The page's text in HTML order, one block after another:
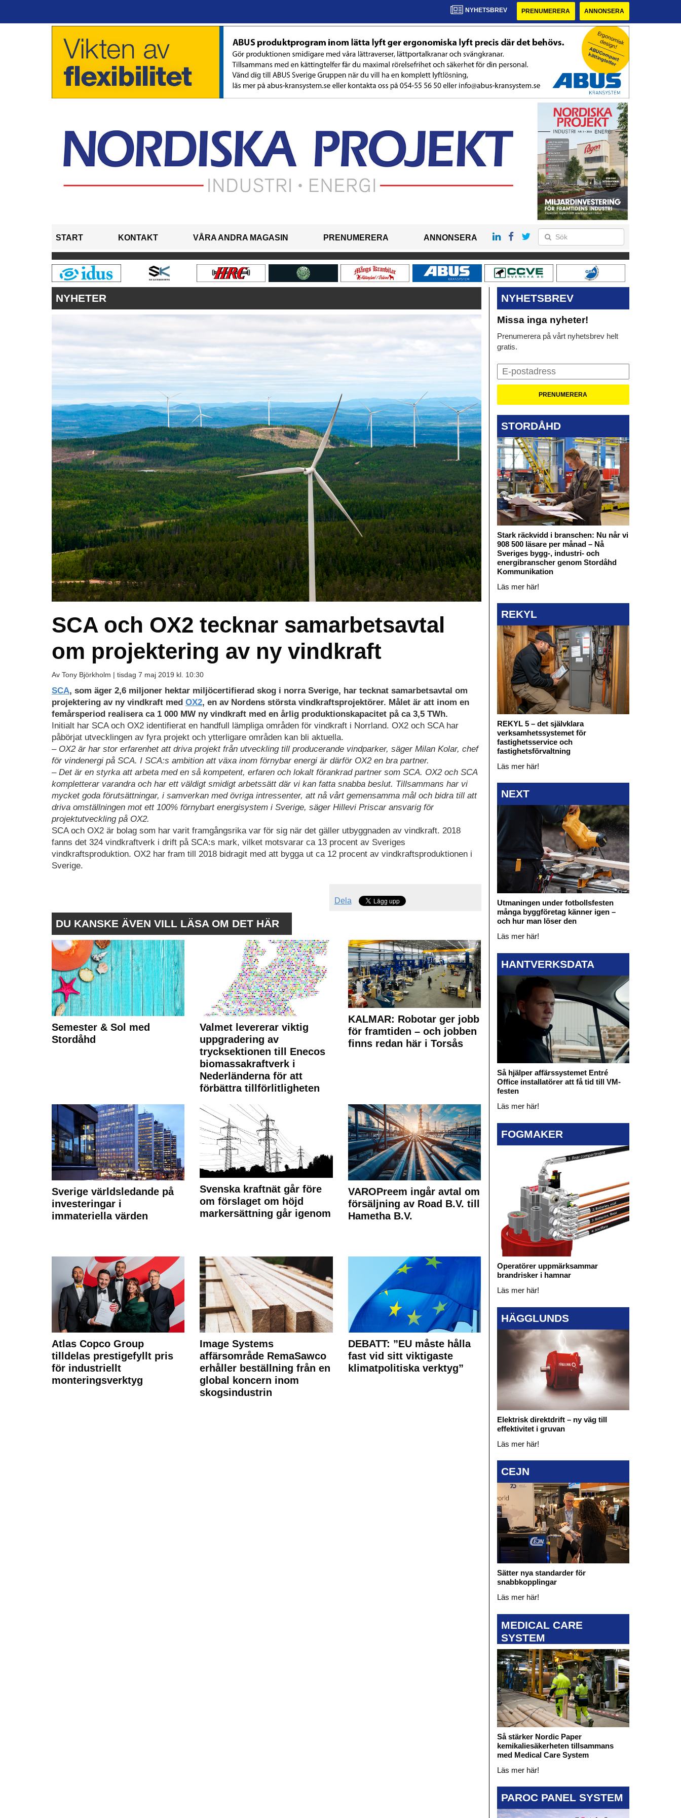
NYHETSBREV PRENUMERERA ANNONSERA
START KONTAKT VÅRA ANDRA MAGASIN PRENUMERERA ANNONSERA
NYHETER
SCA och OX2 tecknar samarbetsavtal
om projektering av ny vindkraft
Av Tony Björkholm | tisdag 7 maj 2019 kl. 10:30
SCA, som äger 2,6 miljoner hektar miljöcertifierad skog i norra Sverige, har tecknat samarbetsavtal om
projektering av ny vindkraft med OX2, en av Nordens största vindkraftsprojektörer. Målet är att inom en
femårsperiod realisera ca 1 000 MW ny vindkraft med en årlig produktionskapacitet på ca 3,5 TWh.
Initialt har SCA och OX2 identifierat en handfull lämpliga områden för vindkraft i Norrland. OX2 och SCA har
påbörjat utvecklingen av fyra projekt och ytterligare områden kan bli aktuella.
– OX2 är har stor erfarenhet att driva projekt från utveckling till producerande vindparker, säger Milan Kolar, chef
för vindenergi på SCA. I SCA:s ambition att växa inom förnybar energi är därför OX2 en bra partner.
– Det är en styrka att arbeta med en så kompetent, erfaren och lokalt förankrad partner som SCA. OX2 och SCA
kompletterar varandra och har ett väldigt smidigt arbetssätt där vi kan fatta snabba beslut. Tillsammans har vi
mycket goda förutsättningar, i samverkan med övriga intressenter, att nå vårt gemensamma mål och bidra till att
driva omställningen mot ett 100% förnybart energisystem i Sverige, säger Hillevi Priscar ansvarig för
projektutveckling på OX2.
SCA och OX2 är bolag som har varit framgångsrika var för sig när det gäller utbyggnaden av vindkraft. 2018
fanns det 324 vindkraftverk i drift på SCA:s mark, vilket motsvarar ca 13 procent av Sveriges
vindkraftsproduktion. OX2 har fram till 2018 bidragit med att bygga ut ca 12 procent av vindkraftsproduktionen i
Sverige.
Dela
DU KANSKE ÄVEN VILL LÄSA OM DET HÄR
Semester & Sol med
Stordåhd
Valmet levererar viktig
uppgradering av
trycksektionen till Enecos
biomassakraftverk i
Nederländerna för att
förbättra tillförlitligheten
KALMAR: Robotar ger jobb
för framtiden – och jobben
finns redan här i Torsås
Sverige världsledande på
investeringar i
immateriella värden
Svenska kraftnät går före
om förslaget om höjd
markersättning går igenom
VAROPreem ingår avtal om
försäljning av Road B.V. till
Hametha B.V.
Atlas Copco Group
tilldelas prestigefyllt pris
för industriellt
monteringsverktyg
Image Systems
affärsområde RemaSawco
erhåller beställning från en
global koncern inom
skogsindustrin
DEBATT: ”EU måste hålla
fast vid sitt viktigaste
klimatpolitiska verktyg”
NYHETSBREV
Missa inga nyheter!
Prenumerera på vårt nyhetsbrev helt
gratis.
STORDÅHD
Stark räckvidd i branschen: Nu når vi
908 500 läsare per månad – Nå
Sveriges bygg-, industri- och
energibranscher genom Stordåhd
Kommunikation
Läs mer här!
REKYL
REKYL 5 – det självklara
verksamhetssystemet för
fastighetsservice och
fastighetsförvaltning
Läs mer här!
NEXT
Utmaningen under fotbollsfesten
många byggföretag känner igen –
och hur man löser den
Läs mer här!
HANTVERKSDATA
Så hjälper affärssystemet Entré
Office installatörer att få tid till VM-
festen
Läs mer här!
FOGMAKER
Operatörer uppmärksammar
brandrisker i hamnar
Läs mer här!
HÄGGLUNDS
Elektrisk direktdrift – ny väg till
effektivitet i gruvan
Läs mer här!
CEJN
Sätter nya standarder för
snabbkopplingar
Läs mer här!
MEDICAL CARE
SYSTEM
Så stärker Nordic Paper
kemikaliesäkerheten tillsammans
med Medical Care System
Läs mer här!
PAROC PANEL SYSTEM